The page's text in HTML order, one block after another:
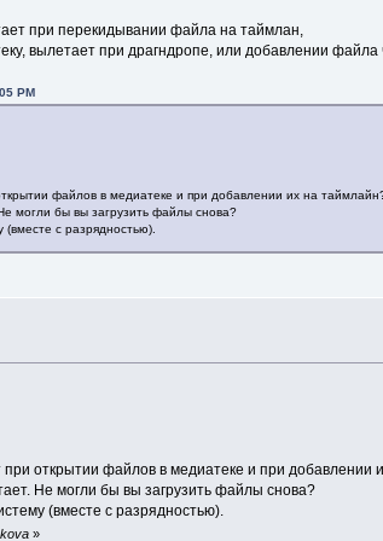
при перекидывании файла на таймлан,
вылетает при драгндропе, или добавлении
PM
файлов в медиатеке и при добавлении их на
могли бы вы загрузить файлы снова?
с разрядностью).
открытии файлов в медиатеке и при добавлении
Не могли бы вы загрузить файлы снова?
(вместе с разрядностью).
»